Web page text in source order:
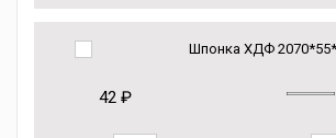
Шпонка ХДФ
42 ₽